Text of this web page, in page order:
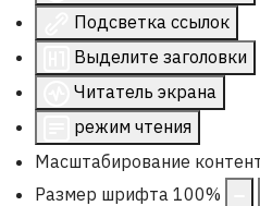
Подсветка ссылок
Выделите заголовки
Читатель экрана
режим чтения
Масштабирование
Размер шрифта 100%